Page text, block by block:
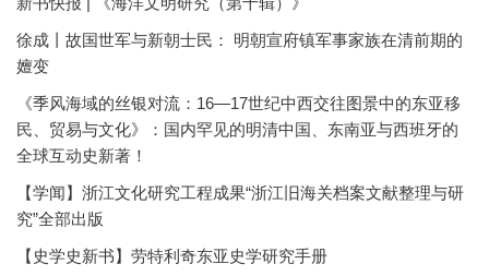
徐成丨故国世军与新朝士民： 明朝宣府镇军事家族在清前期的
嬗变
《季风海域的丝银对流：16—17世纪中西交往图景中的东亚移
民、贸易与文化》：国内罕见的明清中国、东南亚与西班牙的
全球互动史新著！
【学闻】浙江文化研究工程成果“浙江旧海关档案文献整理与研
究”全部出版
【史学史新书】劳特利奇东亚史学研究手册